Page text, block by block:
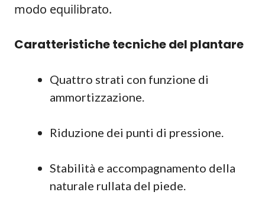
modo equilibrato.
Caratteristiche tecniche del plantare
Quattro strati con funzione di
ammortizzazione.
Riduzione dei punti di pressione.
Stabilità e accompagnamento della
naturale rullata del piede.